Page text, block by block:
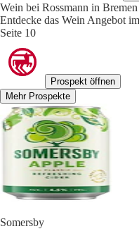
Wein bei Rossmann in Bremen
Entdecke das Wein Angebot
Seite 10
Prospekt öffnen
Mehr Prospekte
Somersby